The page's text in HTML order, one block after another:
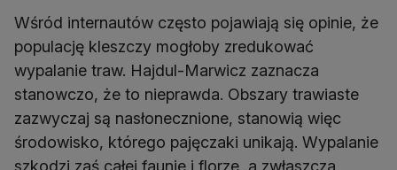
Wśród internautów często pojawiają się opinie, że
populację kleszczy mogłoby zredukować
wypalanie traw. Hajdul-Marwicz zaznacza
stanowczo, że to nieprawda. Obszary trawiaste
zazwyczaj są nasłonecznione, stanowią więc
środowisko, którego pajęczaki unikają. Wypalanie
szkodzi zaś całej faunie i florze, a zwłaszcza